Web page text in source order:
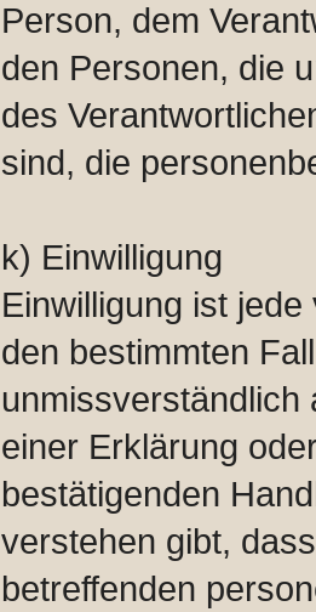
Person, dem
den Personen, die
des
sind, die
k) Einwilligung
Einwilligung ist
den bestimmten
unmissverständlich
einer Erklärung
bestätigenden
verstehen gibt,
betreffenden